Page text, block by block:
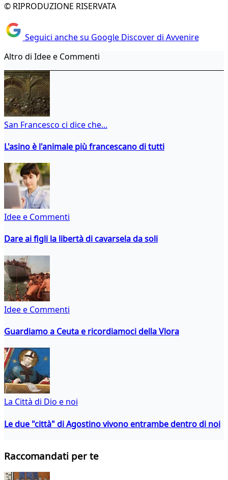
© RIPRODUZIONE RISERVATA
Seguici anche su Google Discover di Avvenire
Altro di Idee e Commenti
San Francesco ci dice che...
L'asino è l'animale più francescano di tutti
Idee e Commenti
Dare ai figli la libertà di cavarsela da soli
Idee e Commenti
Guardiamo a Ceuta e ricordiamoci della Vlora
La Città di Dio e noi
Le due "città" di Agostino vivono entrambe dentro di noi
Raccomandati per te